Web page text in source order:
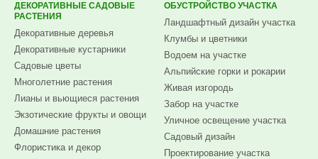
ДЕКОРАТИВНЫЕ САДОВЫЕ
РАСТЕНИЯ
Декоративные деревья
Декоративные кустарники
Садовые цветы
Многолетние растения
Лианы и вьющиеся растения
Экзотические фрукты и овощи
Домашние растения
Флористика и декор
ОБУСТРОЙСТВО УЧАСТКА
Ландшафтный дизайн участка
Клумбы и цветники
Водоем на участке
Альпийские горки и рокарии
Живая изгородь
Забор на участке
Уличное освещение участка
Садовый дизайн
Проектирование участка